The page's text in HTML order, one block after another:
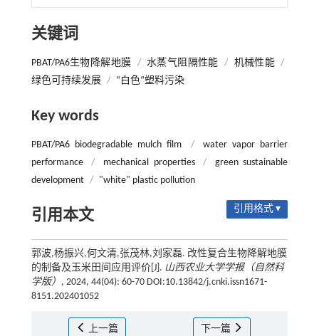
关键词
PBAT/PA6生物降解地膜 / 水蒸气阻隔性能 / 机械性能 /
绿色可持续发展 / “白色”塑料污染
Key words
PBAT/PA6 biodegradable mulch film /
water vapor barrier
performance
/ mechanical properties /
green sustainable
development / "white" plastic pollution
引用本文 引用格式 ▾
郭波,杨振兴,何文清,张茂林,刘家磊. 改性复合生物降解地膜
的制备及玉米田间应用评价[J]. 山西农业大学学报（自然科
学版） , 2024, 44(04): 60-70 DOI:10.13842/j.cnki.issn1671-
8151.202401052
上一篇 下一篇